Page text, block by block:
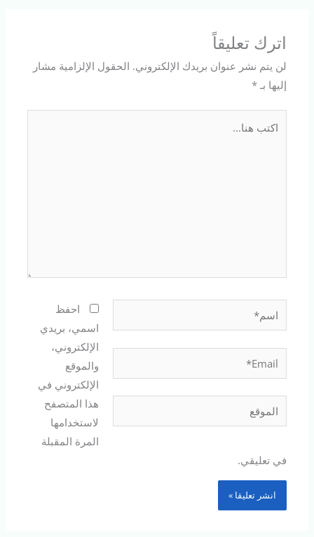
اترك تعليقاً
لن يتم نشر عنوان بريدك الإلكتروني. الحقول الإلزامية مشار
إليها بـ*
اسم*
Email*
الموقع
احفظ
اسمي، بريدي
الإلكتروني،
والموقع
الإلكتروني في
هذا المتصفح
لاستخدامها
المرة المقبلة
في تعليقي.